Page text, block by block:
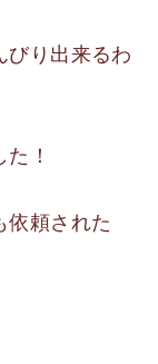
びり出来るわ
！
依頼された